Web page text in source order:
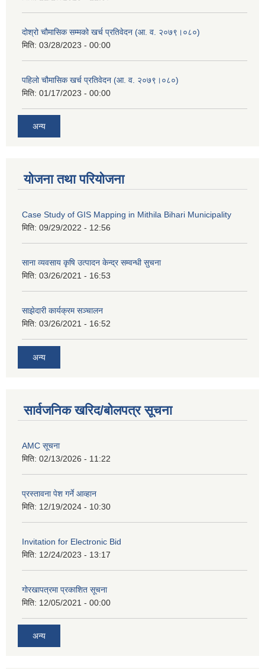
दोश्रो चौमासिक सम्मको खर्च प्रतिवेदन (आ. व. २०७९।०८०)
मिति: 03/28/2023 - 00:00
पहिलो चौमासिक खर्च प्रतिवेदन (आ. व. २०७९।०८०)
मिति: 01/17/2023 - 00:00
अन्य
योजना तथा परियोजना
Case Study of GIS Mapping in Mithila Bihari Municipality
मिति: 09/29/2022 - 12:56
साना व्यवसाय कृषि उत्पादन केन्द्र सम्वन्धी सुचना
मिति: 03/26/2021 - 16:53
साझेदारी कार्यक्रम सञ्चालन
मिति: 03/26/2021 - 16:52
अन्य
सार्वजनिक खरिद/बोलपत्र सूचना
AMC सूचना
मिति: 02/13/2026 - 11:22
प्रस्तावना पेश गर्ने आव्हान
मिति: 12/19/2024 - 10:30
Invitation for Electronic Bid
मिति: 12/24/2023 - 13:17
गोरखापत्रमा प्रकाशित सूचना
मिति: 12/05/2021 - 00:00
अन्य